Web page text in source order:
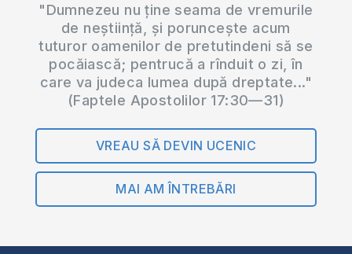
"Dumnezeu nu ține seama de vremurile
de neștiință, și poruncește acum
tuturor oamenilor de pretutindeni să se
pocăiască; pentrucă a rînduit o zi, în
care va judeca lumea după dreptate..."
(Faptele Apostolilor 17:30—31)
VREAU SĂ DEVIN UCENIC
MAI AM ÎNTREBĂRI